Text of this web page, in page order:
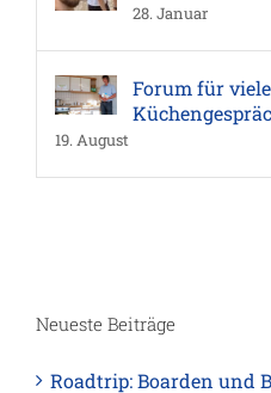
28. Januar
Forum für
19. August
Neueste Beiträge
Roadtrip: Boarden und